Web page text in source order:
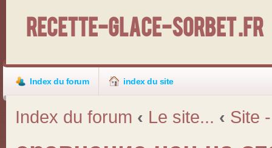
Recette-Glace-Sorbet .fr
Index du forum index du site
Index du forum ‹ Le site... ‹ Site